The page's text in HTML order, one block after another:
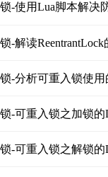
-使用Lua脚本解决
-解读
-分析可重入锁使用
-可重入锁之加锁的
-可重入锁之解锁的